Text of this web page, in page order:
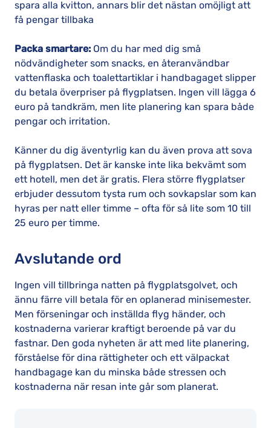
spara alla kvitton, annars blir det nästan omöjligt att
få pengar tillbaka
Packa smartare: Om du har med dig små
nödvändigheter som snacks, en återanvändbar
vattenflaska och toalettartiklar i handbagaget slipper
du betala överpriser på flygplatsen. Ingen vill lägga 6
euro på tandkräm, men lite planering kan spara både
pengar och irritation.
Känner du dig äventyrlig kan du även prova att sova
på flygplatsen. Det är kanske inte lika bekvämt som
ett hotell, men det är gratis. Flera större flygplatser
erbjuder dessutom tysta rum och sovkapslar som kan
hyras per natt eller timme – ofta för så lite som 10 till
25 euro per timme.
Avslutande ord
Ingen vill tillbringa natten på flygplatsgolvet, och
ännu färre vill betala för en oplanerad minisemester.
Men förseningar och inställda flyg händer, och
kostnaderna varierar kraftigt beroende på var du
fastnar. Den goda nyheten är att med lite planering,
förståelse för dina rättigheter och ett välpackat
handbagage kan du minska både stressen och
kostnaderna när resan inte går som planerat.